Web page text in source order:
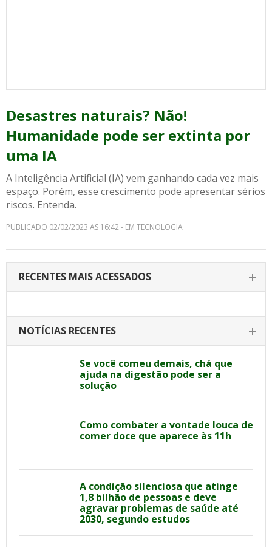
Desastres naturais? Não!
Humanidade pode ser extinta por
uma IA
A Inteligência Artificial (IA) vem ganhando cada vez mais
espaço. Porém, esse crescimento pode apresentar sérios
riscos. Entenda.
PUBLICADO 02/02/2023 AS 16:42 - EM TECNOLOGIA
RECENTES MAIS ACESSADOS
NOTÍCIAS RECENTES
Se você comeu demais, chá que
ajuda na digestão pode ser a
solução
Como combater a vontade louca de
comer doce que aparece às 11h
A condição silenciosa que atinge
1,8 bilhão de pessoas e deve
agravar problemas de saúde até
2030, segundo estudos